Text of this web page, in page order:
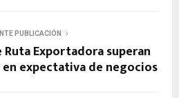
PUBLICACIÓN
Exportadora superan
expectativa de negocios